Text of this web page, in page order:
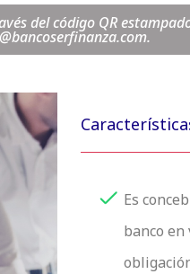
del código QR
Es
banco